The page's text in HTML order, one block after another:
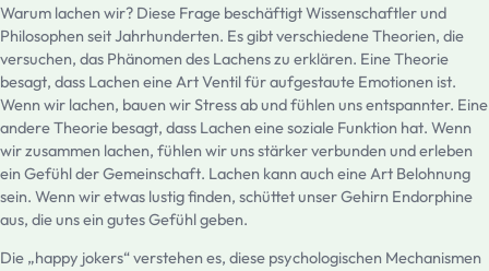
Warum lachen wir? Diese Frage beschäftigt Wissenschaftler und
Philosophen seit Jahrhunderten. Es gibt verschiedene Theorien, die
versuchen, das Phänomen des Lachens zu erklären. Eine Theorie
besagt, dass Lachen eine Art Ventil für aufgestaute Emotionen ist.
Wenn wir lachen, bauen wir Stress ab und fühlen uns entspannter. Eine
andere Theorie besagt, dass Lachen eine soziale Funktion hat. Wenn
wir zusammen lachen, fühlen wir uns stärker verbunden und erleben
ein Gefühl der Gemeinschaft. Lachen kann auch eine Art Belohnung
sein. Wenn wir etwas lustig finden, schüttet unser Gehirn Endorphine
aus, die uns ein gutes Gefühl geben.
Die „happy jokers“ verstehen es, diese psychologischen Mechanismen